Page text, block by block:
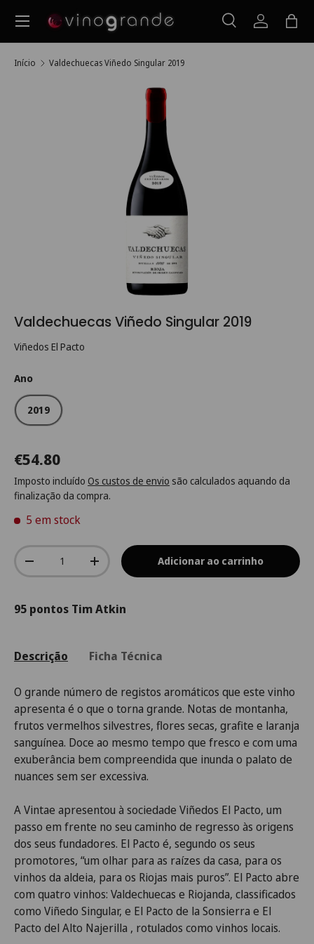
Ir para o conteúdo
Pesquisar
PesquisarIniciarSaco
Menu
Início Valdechuecas Viñedo Singular 2019
Valdechuecas Viñedo Singular 2019
Viñedos El Pacto
Ano
2019
€54.80
Imposto incluído Os custos de envio são calculados aquando da
finalização da compra.
5 em stock
Qtd.
-
+ Adicionar ao carrinho
95 pontos Tim Atkin
Descrição Ficha Técnica
O grande número de registos aromáticos que este vinho
apresenta é o que o torna grande. Notas de montanha,
frutos vermelhos silvestres, flores secas, grafite e laranja
sanguínea. Doce ao mesmo tempo que fresco e com uma
exuberância bem compreendida que inunda o palato de
nuances sem ser excessiva.
A Vintae apresentou à sociedade Viñedos El Pacto, um
passo em frente no seu caminho de regresso às origens
dos seus fundadores. El Pacto é, segundo os seus
promotores, “um olhar para as raízes da casa, para os
vinhos da aldeia, para os Riojas mais puros”. El Pacto abre
com quatro vinhos: Valdechuecas e Riojanda, classificados
como Viñedo Singular, e El Pacto de la Sonsierra e El
Pacto del Alto Najerilla , rotulados como vinhos locais.